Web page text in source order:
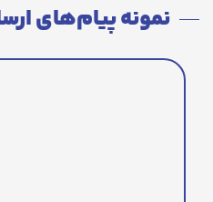
نمونه پیام‌های